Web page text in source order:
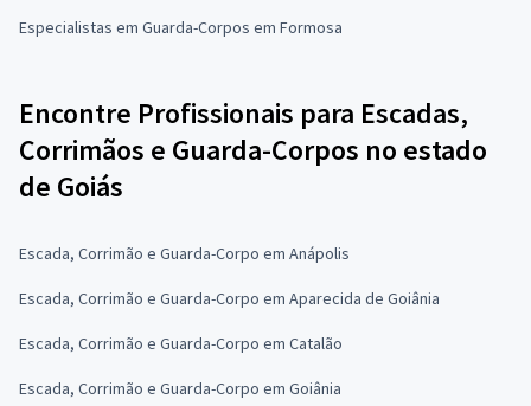
Especialistas em Guarda-Corpos em Formosa
Encontre Profissionais para Escadas,
Corrimãos e Guarda-Corpos no estado
de Goiás
Escada, Corrimão e Guarda-Corpo em Anápolis
Escada, Corrimão e Guarda-Corpo em Aparecida de Goiânia
Escada, Corrimão e Guarda-Corpo em Catalão
Escada, Corrimão e Guarda-Corpo em Goiânia